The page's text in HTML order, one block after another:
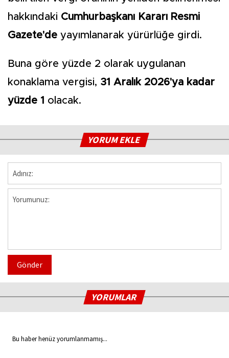
hakkındaki Cumhurbaşkanı Kararı Resmi
Gazete'de yayımlanarak yürürlüğe girdi.
Buna göre yüzde 2 olarak uygulanan
konaklama vergisi, 31 Aralık 2026'ya kadar
yüzde 1 olacak.
YORUM EKLE
Gönder
YORUMLAR
Bu haber henüz yorumlanmamış...